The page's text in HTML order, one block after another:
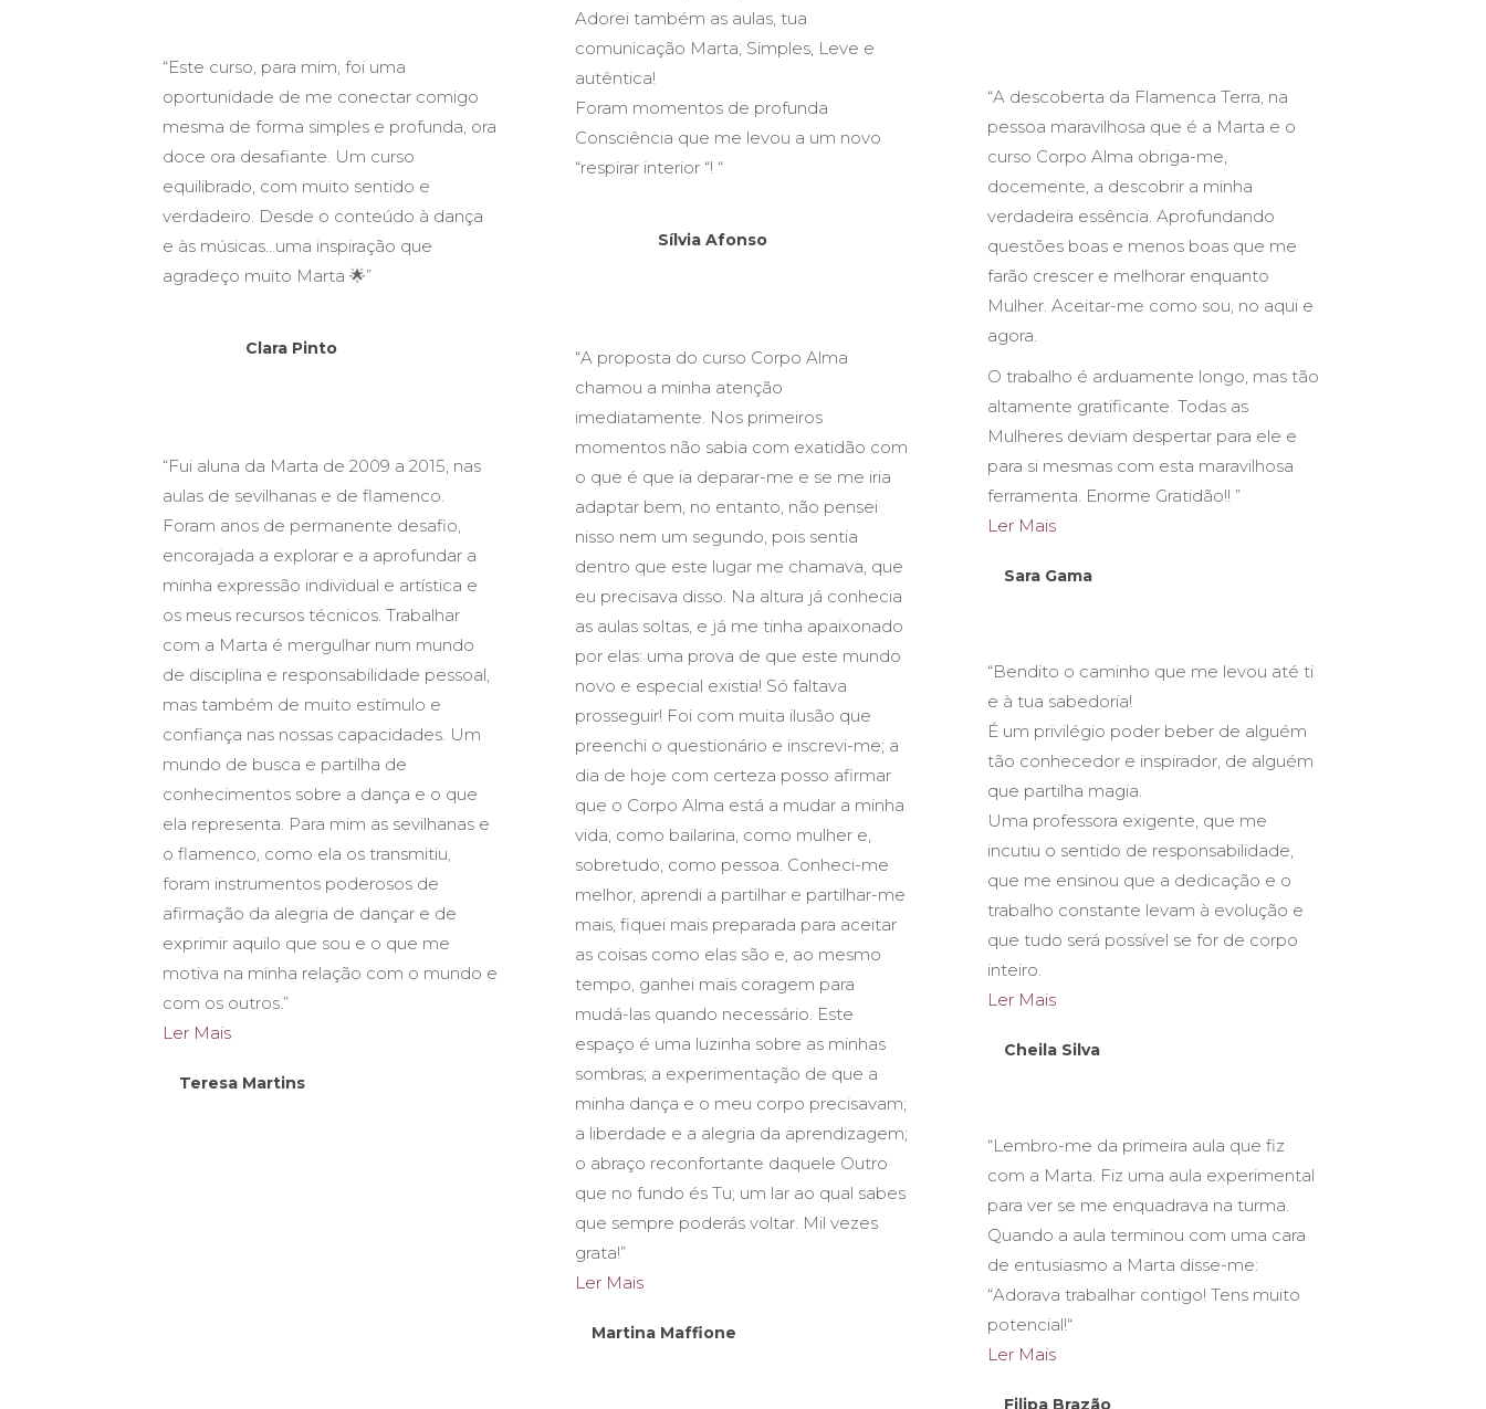
Adorei também as aulas, tua
comunicação Marta, Simples, Leve e
autêntica!
Foram momentos de profunda
Consciência que me levou a um novo
“respirar interior “! “
Sílvia Afonso
“Este curso, para mim, foi uma
oportunidade de me conectar comigo
mesma de forma simples e profunda, ora
doce ora desafiante. Um curso
equilibrado, com muito sentido e
verdadeiro. Desde o conteúdo à dança
e às músicas…uma inspiração que
agradeço muito Marta 🌟”
Clara Pinto
“A descoberta da Flamenca Terra, na
pessoa maravilhosa que é a Marta e o
curso Corpo Alma obriga-me,
docemente, a descobrir a minha
verdadeira essência. Aprofundando
questões boas e menos boas que me
farão crescer e melhorar enquanto
Mulher. Aceitar-me como sou, no aqui e
agora.
O trabalho é arduamente longo, mas tão
altamente gratificante. Todas as
Mulheres deviam despertar para ele e
para si mesmas com esta maravilhosa
ferramenta. Enorme Gratidão!! ”
Ler Mais
Sara Gama
“A proposta do curso Corpo Alma
chamou a minha atenção
imediatamente. Nos primeiros
momentos não sabia com exatidão com
o que é que ia deparar-me e se me iria
adaptar bem, no entanto, não pensei
nisso nem um segundo, pois sentia
dentro que este lugar me chamava, que
eu precisava disso. Na altura já conhecia
as aulas soltas, e já me tinha apaixonado
por elas: uma prova de que este mundo
novo e especial existia! Só faltava
prosseguir! Foi com muita ilusão que
preenchi o questionário e inscrevi-me; a
dia de hoje com certeza posso afirmar
que o Corpo Alma está a mudar a minha
vida, como bailarina, como mulher e,
sobretudo, como pessoa. Conheci-me
melhor, aprendi a partilhar e partilhar-me
mais, fiquei mais preparada para aceitar
as coisas como elas são e, ao mesmo
tempo, ganhei mais coragem para
mudá-las quando necessário. Este
espaço é uma luzinha sobre as minhas
sombras; a experimentação de que a
minha dança e o meu corpo precisavam;
a liberdade e a alegria da aprendizagem;
o abraço reconfortante daquele Outro
que no fundo és Tu; um lar ao qual sabes
que sempre poderás voltar. Mil vezes
grata!”
Ler Mais
Martina Maffione
“Fui aluna da Marta de 2009 a 2015, nas
aulas de sevilhanas e de flamenco.
Foram anos de permanente desafio,
encorajada a explorar e a aprofundar a
minha expressão individual e artística e
os meus recursos técnicos. Trabalhar
com a Marta é mergulhar num mundo
de disciplina e responsabilidade pessoal,
mas também de muito estímulo e
confiança nas nossas capacidades. Um
mundo de busca e partilha de
conhecimentos sobre a dança e o que
ela representa. Para mim as sevilhanas e
o flamenco, como ela os transmitiu,
foram instrumentos poderosos de
afirmação da alegria de dançar e de
exprimir aquilo que sou e o que me
motiva na minha relação com o mundo e
com os outros.”
Ler Mais
Teresa Martins
“Bendito o caminho que me levou até ti
e à tua sabedoria!
É um privilégio poder beber de alguém
tão conhecedor e inspirador, de alguém
que partilha magia.
Uma professora exigente, que me
incutiu o sentido de responsabilidade,
que me ensinou que a dedicação e o
trabalho constante levam à evolução e
que tudo será possível se for de corpo
inteiro.
Ler Mais
Cheila Silva
“Lembro-me da primeira aula que fiz
com a Marta. Fiz uma aula experimental
para ver se me enquadrava na turma.
Quando a aula terminou com uma cara
de entusiasmo a Marta disse-me:
“Adorava trabalhar contigo! Tens muito
potencial!“
Ler Mais
Filipa Brazão